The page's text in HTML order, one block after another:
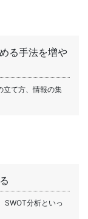
る手法を増や
立て方、情報の集
SWOT分析といっ